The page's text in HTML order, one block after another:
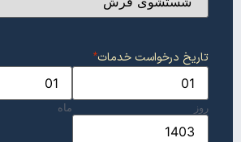
تاریخ درخواست خدمات*
روز ماه